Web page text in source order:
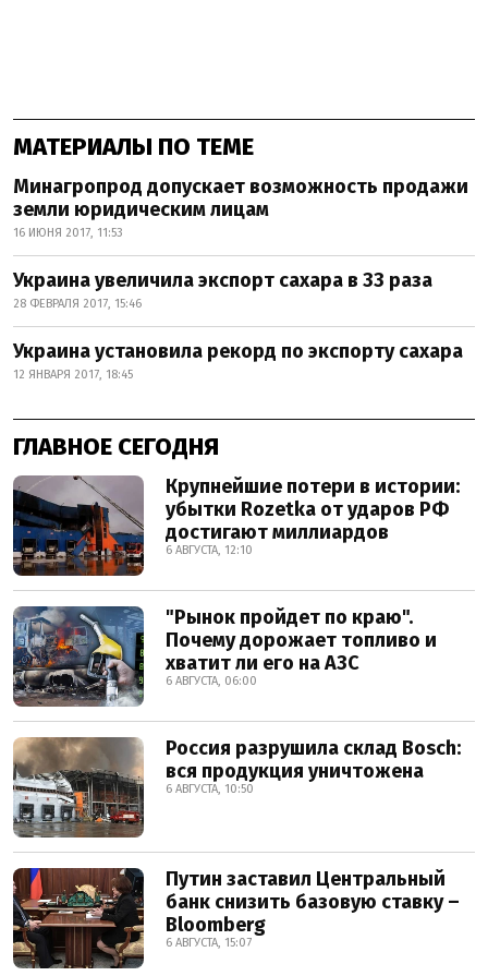
МАТЕРИАЛЫ ПО ТЕМЕ
Минагропрод допускает возможность продажи
земли юридическим лицам
16 ИЮНЯ 2017, 11:53
Украина увеличила экспорт сахара в 33 раза
28 ФЕВРАЛЯ 2017, 15:46
Украина установила рекорд по экспорту сахара
12 ЯНВАРЯ 2017, 18:45
ГЛАВНОЕ СЕГОДНЯ
Крупнейшие потери в истории:
убытки Rozetka от ударов РФ
достигают миллиардов
6 АВГУСТА, 12:10
"Рынок пройдет по краю".
Почему дорожает топливо и
хватит ли его на АЗС
6 АВГУСТА, 06:00
Россия разрушила склад Bosch:
вся продукция уничтожена
6 АВГУСТА, 10:50
Путин заставил Центральный
банк снизить базовую ставку –
Bloomberg
6 АВГУСТА, 15:07